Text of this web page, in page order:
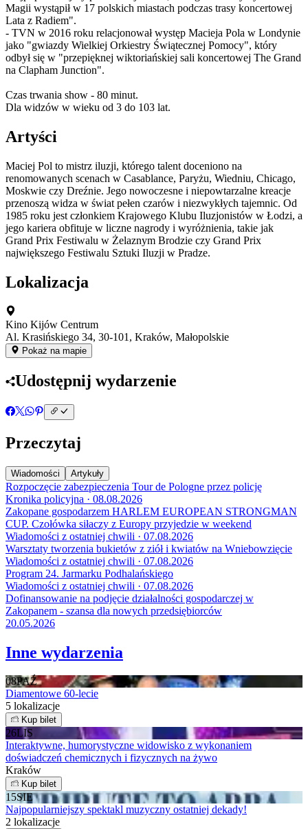
Magii wystąpił w 17 polskich miastach podczas trasy koncertowej
Lata z Radiem".
- TVN w 2016 roku relacjonował występ Macieja Pola w Londynie
jako "gwiazdy Wielkiej Orkiestry Świątecznej Pomocy", który
odbył się w "przepięknej wiktoriańskiej sali koncertowej The Grand
na Clapham Junction".
Czas trwania show - 80 minut.
Dla widzów w wieku od 3 do 103 lat.
Artyści
Maciej Pol to mistrz iluzji, którego talent doceniono na
renomowanych scenach w Casablance, Paryżu, Wiedniu, Chicago,
Moskwie czy Dreźnie. Jego nowoczesne i niepowtarzalne kreacje
przenoszą widza w świat pełen czarów i niezwykłych tajemnic. Od
1985 roku jest członkiem Krajowego Klubu Iluzjonistów w Łodzi, a
jego kariera obfituje w liczne nagrody i wyróżnienia, takie jak
Grand Prix Festiwalu w Żelaznym Brodzie czy Grand Prix
największego Festiwalu Sztuki Iluzji w Pradze.
Lokalizacja
Kino Kijów Centrum
Al. Krasińskiego 34, 30-101, Kraków, Małopolskie
Pokaż na mapie
Udostępnij wydarzenie
Przeczytaj
Wiadomości Artykuły
Rozpoczęcie zabezpieczenia Tour de Pologne przez policję
Kronika policyjna · 08.08.2026
Zakopane gospodarzem HARLEM EUROPEAN STRONGMAN
CUP. Czołówka siłaczy z Europy przyjedzie w weekend
Wiadomości z ostatniej chwili · 07.08.2026
Warsztaty tworzenia bukietów z ziół i kwiatów na Wniebowzięcie
Wiadomości z ostatniej chwili · 07.08.2026
Program 24. Jarmarku Podhalańskiego
Wiadomości z ostatniej chwili · 07.08.2026
Dofinansowanie na podjęcie działalności gospodarczej w
Zakopanem - szansa dla nowych przedsiębiorców
20.05.2026
Inne wydarzenia
08PAŹ
Diamentowe 60-lecie
5 lokalizacje
Kup bilet
26LIS
Interaktywne, humorystyczne widowisko z wykonaniem
doświadczeń chemicznych i fizycznych na żywo
Kraków
Kup bilet
15SIE
Najpopularniejszy spektakl muzyczny ostatniej dekady!
2 lokalizacje